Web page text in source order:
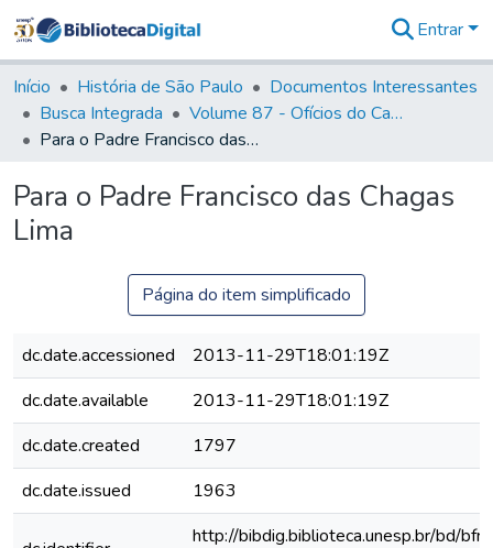
&
Coleções
Tudo na
Biblioteca
Estatísticas
Entrar
Início História de São Paulo
Documentos Interessantes
Busca Integrada
Volume 87 - Ofícios do Capitão General Antonio Manoel de Melo Castro e Mendonça (1797- 1801)
Para o Padre Francisco das Chagas Lima
Para o Padre Francisco das Chagas
Lima
Página do item simplificado
dc.date.accessioned
2013-11-29T18:01:19Z
dc.date.available
2013-11-29T18:01:19Z
dc.date.created
1797
dc.date.issued
1963
http://bibdig.biblioteca.unesp.br/bd/